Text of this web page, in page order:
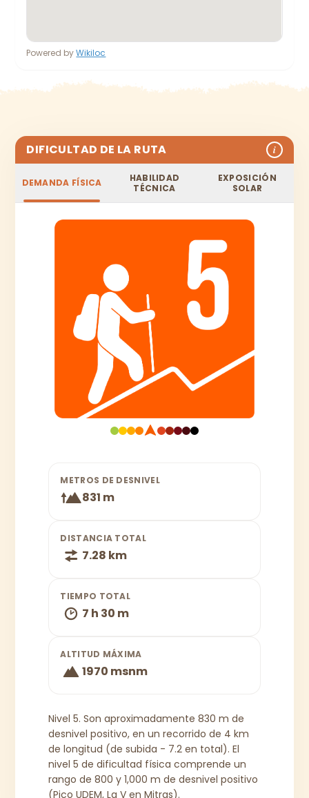
Powered by Wikiloc
DIFICULTAD DE LA RUTA i
DEMANDA FÍSICA
HABILIDAD
TÉCNICA
EXPOSICIÓN
SOLAR
METROS DE DESNIVEL
831 m
DISTANCIA TOTAL
7.28 km
TIEMPO TOTAL
7 h 30 m
ALTITUD MÁXIMA
1970 msnm
Nivel 5. Son aproximadamente 830 m de
desnivel positivo, en un recorrido de 4 km
de longitud (de subida - 7.2 en total). El
nivel 5 de dificultad física comprende un
rango de 800 y 1,000 m de desnivel positivo
(Pico UDEM, La V en Mitras).